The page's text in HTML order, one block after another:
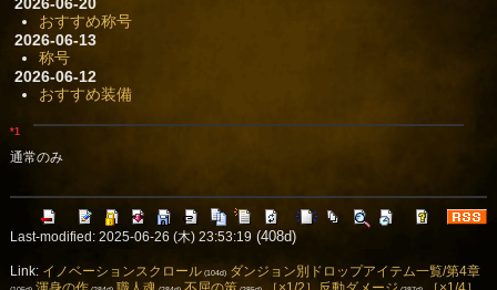
おすすめ称号
2026-06-13
称号
2026-06-12
おすすめ装備
*1
通常のみ
Last-modified: 2025-06-26 (木) 23:53:19(408d)
Link: イノベーションスクロール(104d) ダンジョン別ドロップアイテム一覧/第4章